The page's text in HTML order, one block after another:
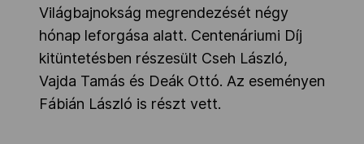
Világbajnokság megrendezését négy
hónap leforgása alatt. Centenáriumi Díj
kitüntetésben részesült Cseh László,
Vajda Tamás és Deák Ottó. Az eseményen
Fábián László is részt vett.